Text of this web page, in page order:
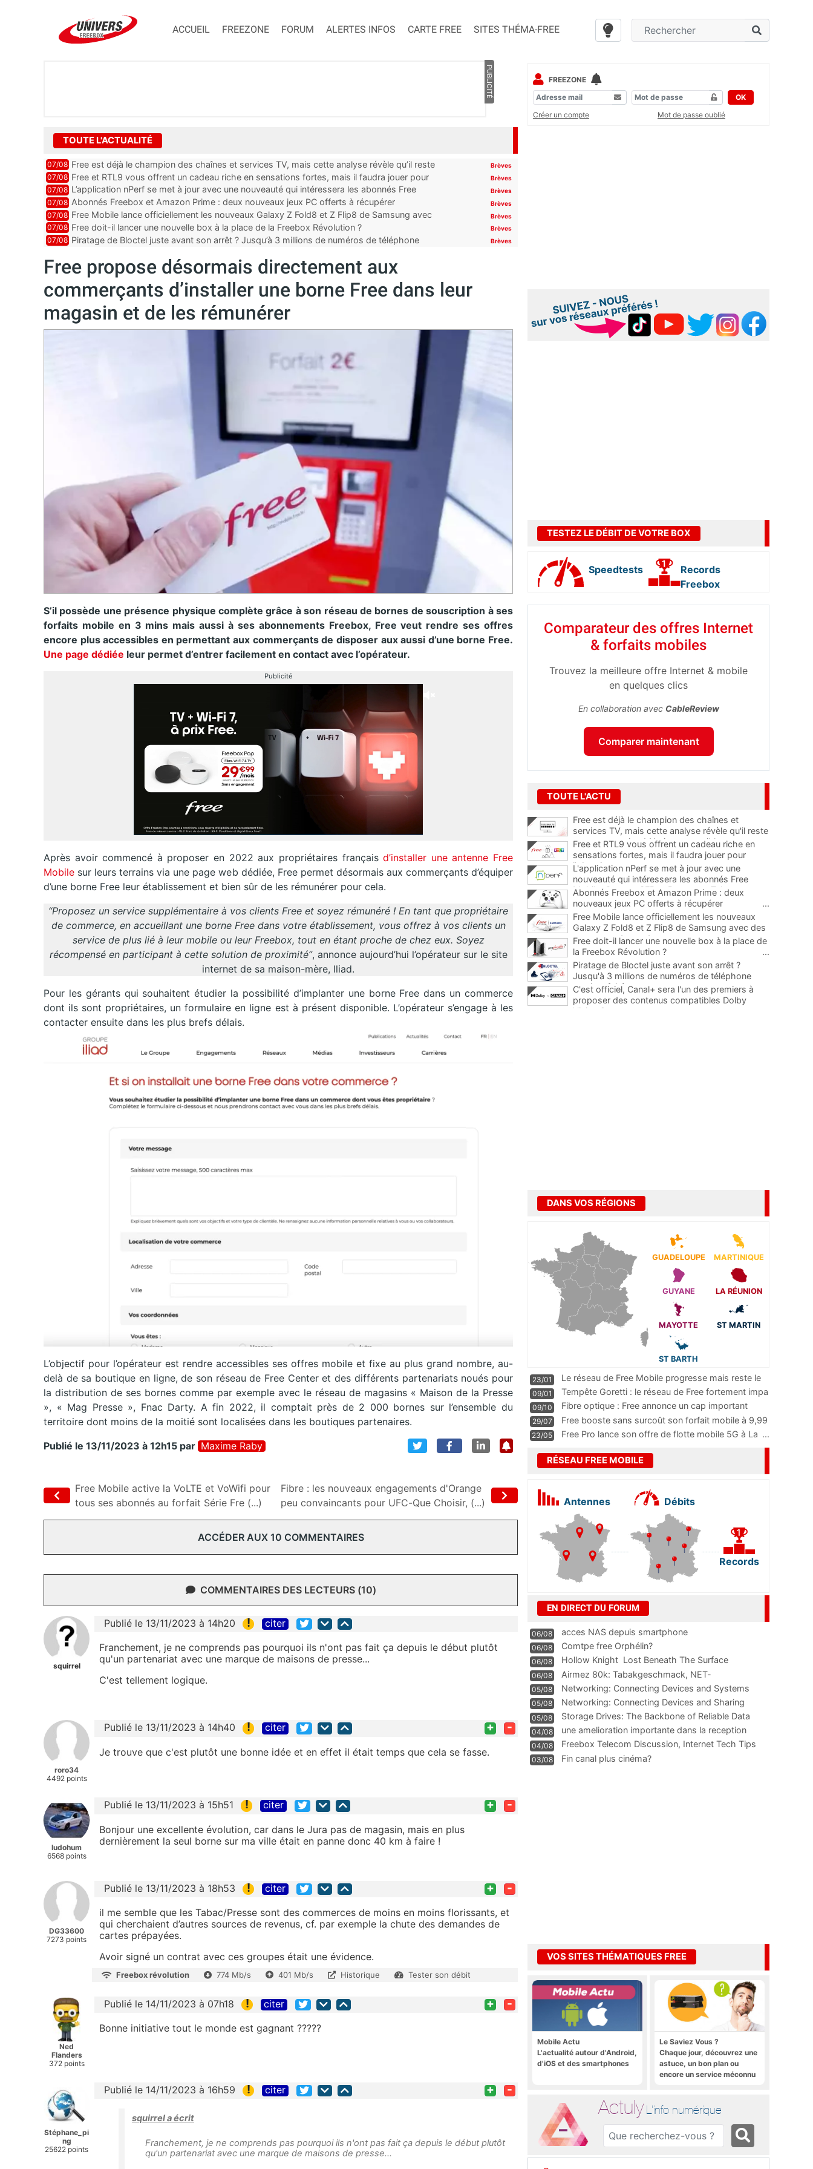
ACCUEIL FREEZONE FORUM ALERTES INFOS CARTE FREE SITES THÉMA-FREE
PUBLICITÉ
TOUTE L'ACTUALITÉ
07/08 Free est déjà le champion des chaînes et services TV, mais cette analyse révèle qu’il reste
encore au moin...
Brèves
07/08 Free et RTL9 vous offrent un cadeau riche en sensations fortes, mais il faudra jouer pour
l’obtenir
Brèves
07/08 L’application nPerf se met à jour avec une nouveauté qui intéressera les abonnés Free
Mobile, Orange, SFR ...
Brèves
07/08 Abonnés Freebox et Amazon Prime : deux nouveaux jeux PC offerts à récupérer Brèves
07/08 Free Mobile lance officiellement les nouveaux Galaxy Z Fold8 et Z Flip8 de Samsung avec
des promos et des cadeaux
Brèves
07/08 Free doit-il lancer une nouvelle box à la place de la Freebox Révolution ? Brèves
07/08 Piratage de Bloctel juste avant son arrêt ? Jusqu’à 3 millions de numéros de téléphone
Brèves
Free propose désormais directement aux
commerçants d’installer une borne Free dans leur
magasin et de les rémunérer
S’il possède une présence physique complète grâce à son réseau de bornes de souscription à ses
forfaits mobile en 3 mins mais aussi à ses abonnements Freebox, Free veut rendre ses offres
encore plus accessibles en permettant aux commerçants de disposer aux aussi d’une borne Free.
Une page dédiée leur permet d’entrer facilement en contact avec l’opérateur.
Publicité
Après avoir commencé à proposer en 2022 aux propriétaires françaisd’installer une antenne Free
Mobile sur leurs terrains via une page web dédiée, Free permet désormais aux commerçants d’équiper
d’une borne Free leur établissement et bien sûr de les rémunérer pour cela.
“Proposez un service supplémentaire à vos clients Free et soyez rémunéré ! En tant que propriétaire
de commerce, en accueillant une borne Free dans votre établissement, vous offrez à vos clients un
service de plus lié à leur mobile ou leur Freebox, tout en étant proche de chez eux. Soyez
récompensé en participant à cette solution de proximité”, annonce aujourd’hui l’opérateur sur le site
internet de sa maison-mère, Iliad.
Pour les gérants qui souhaitent étudier la possibilité d’implanter une borne Free dans un commerce
dont ils sont propriétaires, un formulaire en ligne est à présent disponible. L’opérateur s’engage à les
contacter ensuite dans les plus brefs délais.
L’objectif pour l’opérateur est rendre accessibles ses offres mobile et fixe au plus grand nombre, au-
delà de sa boutique en ligne, de son réseau de Free Center et des différents partenariats noués pour
la distribution de ses bornes comme par exemple avec le réseau de magasins « Maison de la Presse
», « Mag Presse », Fnac Darty. A fin 2022, il comptait près de 2 000 bornes sur l’ensemble du
territoire dont moins de la moitié sont localisées dans les boutiques partenaires.
Publié le 13/11/2023 à 12h15 par Maxime Raby
Free Mobile active la VoLTE et VoWifi pour
tous ses abonnés au forfait Série Fre (...)
Fibre : les nouveaux engagements d'Orange
peu convaincants pour UFC-Que Choisir, (...)
ACCÉDER AUX 10 COMMENTAIRES
COMMENTAIRES DES LECTEURS (10)
squirrel
Publié le 13/11/2023 à 14h20 ! citer
Franchement, je ne comprends pas pourquoi ils n'ont pas fait ça depuis le début plutôt
qu'un partenariat avec une marque de maisons de presse...
C'est tellement logique.
roro34
4492 points
Publié le 13/11/2023 à 14h40 ! citer + -
Je trouve que c'est plutôt une bonne idée et en effet il était temps que cela se fasse.
ludohum
6568 points
Publié le 13/11/2023 à 15h51 ! citer + -
Bonjour une excellente évolution, car dans le Jura pas de magasin, mais en plus
dernièrement la seul borne sur ma ville était en panne donc 40 km à faire !
DG33600
7273 points
Publié le 13/11/2023 à 18h53 ! citer + -
il me semble que les Tabac/Presse sont des commerces de moins en moins florissants, et
qui cherchaient d’autres sources de revenus, cf. par exemple la chute des demandes de
cartes prépayées.
Avoir signé un contrat avec ces groupes était une évidence.
Freebox révolution 774 Mb/s 401 Mb/s Historique Tester son débit
Ned
Flanders
372 points
Publié le 14/11/2023 à 07h18 ! citer + -
Bonne initiative tout le monde est gagnant ?????
Stéphane_pi
ng
25622 points
Publié le 14/11/2023 à 16h59 ! citer + -
squirrel a écrit
Franchement, je ne comprends pas pourquoi ils n'ont pas fait ça depuis le début plutôt
qu'un partenariat avec une marque de maisons de presse...
FREEZONE
OK
Créer un compte
Mot de passe oublié
TESTEZ LE DÉBIT DE VOTRE BOX
Speedtests
Records
Freebox
Comparateur des offres Internet
& forfaits mobiles
Trouvez la meilleure offre Internet & mobile
en quelques clics
En collaboration avec CableReview
Comparer maintenant
TOUTE L'ACTU
Free est déjà le champion des chaînes et
services TV, mais cette analyse révèle qu'il reste
encore au moins 141 ajouts possibles
Free et RTL9 vous offrent un cadeau riche en
sensations fortes, mais il faudra jouer pour
l'obtenir
L'application nPerf se met à jour avec une
nouveauté qui intéressera les abonnés Free
Mobile, Orange, SFR et Bouygues Telecom
Abonnés Freebox et Amazon Prime : deux
nouveaux jeux PC offerts à récupérer
...
Free Mobile lance officiellement les nouveaux
Galaxy Z Fold8 et Z Flip8 de Samsung avec des
promos et des cadeaux
...
Free doit-il lancer une nouvelle box à la place de
la Freebox Révolution ?
...
Piratage de Bloctel juste avant son arrêt ?
Jusqu'à 3 millions de numéros de téléphone
auraient fuité
C'est officiel, Canal+ sera l'un des premiers à
proposer des contenus compatibles Dolby
Vision 2
DANS VOS RÉGIONS
GUADELOUPE MARTINIQUE
GUYANE LA RÉUNION
MAYOTTE ST MARTIN
ST BARTH
23/01
Le réseau de Free Mobile progresse mais reste le
m
...
09/01
Tempête Goretti : le réseau de Free fortement impa
09/10
Fibre optique : Free annonce un cap important
pass
...
29/07
Free booste sans surcoût son forfait mobile à 9,99
23/05 Free Pro lance son offre de flotte mobile 5G à La ...
RÉSEAU FREE MOBILE
Antennes Débits
Records
EN DIRECT DU FORUM
06/08 acces NAS depuis smartphone
06/08 Comtpe free Orphélin?
06/08 Hollow Knight  Lost Beneath The Surface
06/08
Airmez 80k: Tabakgeschmack, NET-
Technologie und Leistung im
05/08 Networking: Connecting Devices and Systems
05/08
Networking: Connecting Devices and Sharing
Information
05/08
Storage Drives: The Backbone of Reliable Data
Management
04/08
une amelioration importante dans la reception
WIFI
04/08
Freebox Telecom Discussion, Internet Tech Tips
Communi
03/08 Fin canal plus cinéma?
VOS SITES THÉMATIQUES FREE
Mobile Actu
L'actualité autour d'Android,
d'iOS et des smartphones
Le Saviez Vous ?
Chaque jour, découvrez une
astuce, un bon plan ou
encore un service méconnu
Actuly L'info numérique